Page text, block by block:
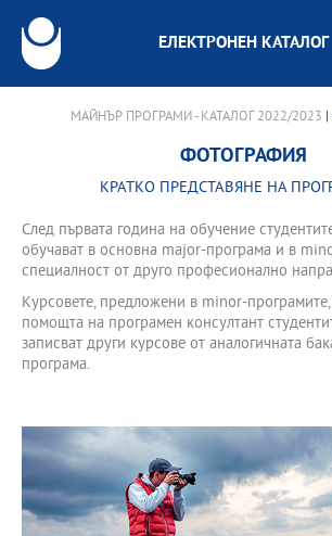
ЕЛЕКТРОНЕН КАТАЛОГ
МАЙНЪР ПРОГРАМИ - КАТАЛОГ 2022/2023
ФОТОГРАФИЯ
КРАТКО ПРЕДСТАВЯНЕ НА
След първата година на обучение
обучават в основна major-програма и в
специалност от друго професионално
Курсовете, предложени в minor-
помощта на програмен консултант
записват други курсове от аналогичната
програма.